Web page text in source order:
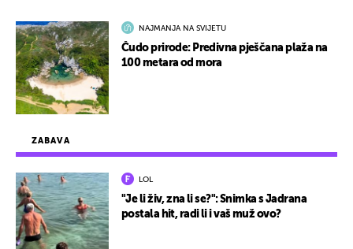
ZABAVA
LOL
"Je li živ, zna li se?": Snimka s Jadrana
postala hit, radi li i vaš muž ovo?
NAJMANJA NA SVIJETU
Čudo prirode: Predivna pješčana plaža na
100 metara od mora